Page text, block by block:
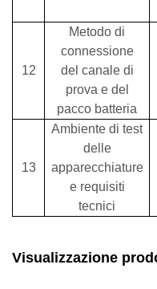
12
Metodo di
connessione
del canale di
prova e del
pacco batteria
13
Ambiente di test
delle
apparecchiature
e requisiti
tecnici
Visualizzazione